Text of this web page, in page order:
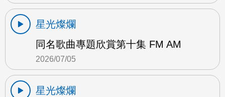
星光燦爛
同名歌曲專題欣賞第十集 FM AM
2026/07/05
星光燦爛